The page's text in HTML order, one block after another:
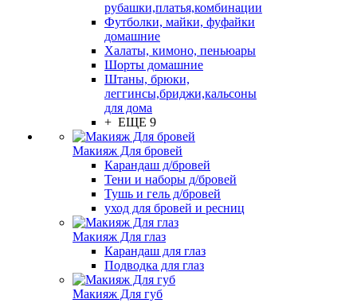
рубашки,платья,комбинации
Футболки, майки, фуфайки
домашние
Халаты, кимоно, пеньюары
Шорты домашние
Штаны, брюки,
леггинсы,бриджи,кальсоны
для дома
+ ЕЩЕ 9
Макияж Для бровей
Карандаш д/бровей
Тени и наборы д/бровей
Тушь и гель д/бровей
уход для бровей и ресниц
Макияж Для глаз
Карандаш для глаз
Подводка для глаз
Макияж Для губ